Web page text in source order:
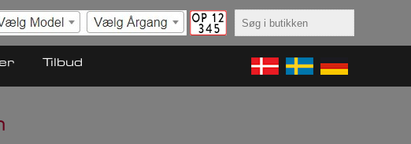
Tilbud